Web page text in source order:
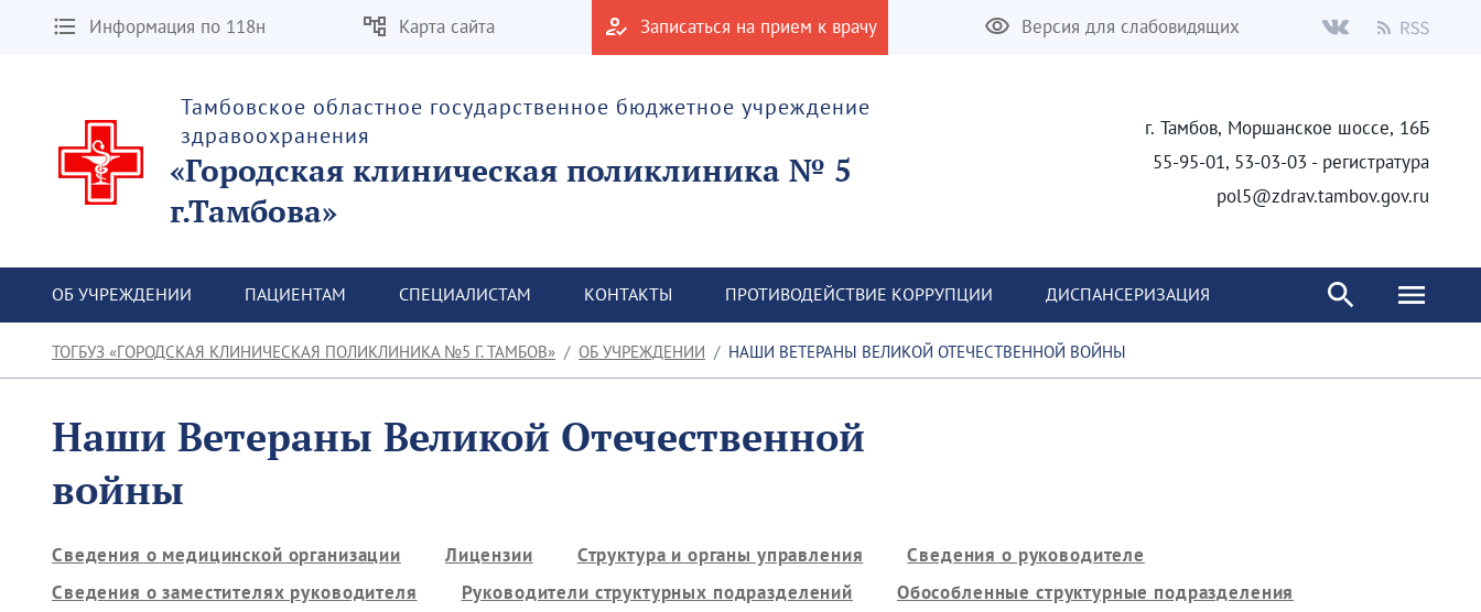
Информация по 118н Карта сайта Записаться на прием к врачу Версия для слабовидящих
Тамбовское областное государственное бюджетное учреждение
здравоохранения
«Городская клиническая поликлиника № 5
г.Тамбова»
г. Тамбов, Моршанское шоссе, 16Б
55-95-01, 53-03-03 - регистратура
pol5@zdrav.tambov.gov.ru
ОБ УЧРЕЖДЕНИИ ПАЦИЕНТАМ СПЕЦИАЛИСТАМ КОНТАКТЫ ПРОТИВОДЕЙСТВИЕ КОРРУПЦИИ ДИСПАНСЕРИЗАЦИЯ
ТОГБУЗ «ГОРОДСКАЯ КЛИНИЧЕСКАЯ ПОЛИКЛИНИКА №5 Г. ТАМБОВ» ОБ УЧРЕЖДЕНИИ НАШИ ВЕТЕРАНЫ ВЕЛИКОЙ ОТЕЧЕСТВЕННОЙ ВОЙНЫ
Наши Ветераны Великой Отечественной
войны
Сведения о медицинской организации Лицензии Структура и органы управления
Сведения о руководителе
Сведения о заместителях руководителя
Руководители структурных подразделений
Обособленные структурные подразделения